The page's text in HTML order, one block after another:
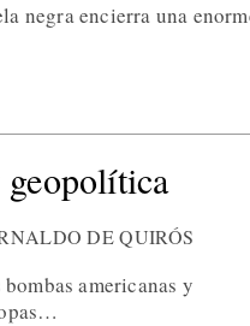
negra encierra una
DE QUIRÓS
americanas y